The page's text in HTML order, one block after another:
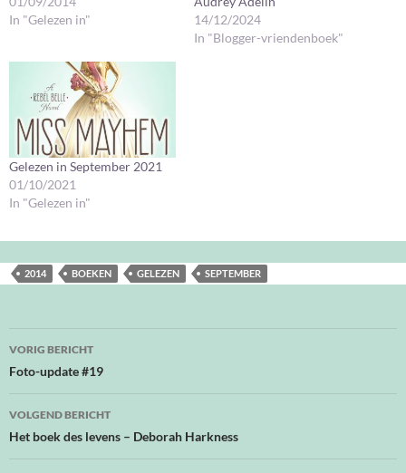
In "Gelezen in"
14/12/2024
In "Blogger-vriendenboek"
Gelezen in September 2021
01/10/2021
In "Gelezen in"
2014 BOEKEN GELEZEN SEPTEMBER
Bericht
navigatie
VORIG BERICHT
Foto-update #19
VOLGEND BERICHT
Het boek des levens – Deborah Harkness